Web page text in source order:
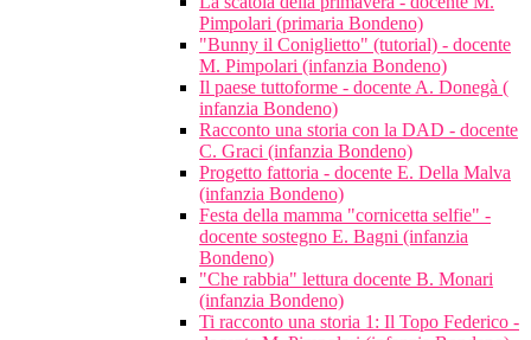
Pimpolari (primaria Bondeno)
"Bunny il Coniglietto" (tutorial) - docente
M. Pimpolari (infanzia Bondeno)
Il paese tuttoforme - docente A. Donegà (
infanzia Bondeno)
Racconto una storia con la DAD - docente
C. Graci (infanzia Bondeno)
Progetto fattoria - docente E. Della Malva
(infanzia Bondeno)
Festa della mamma "cornicetta selfie" -
docente sostegno E. Bagni (infanzia
Bondeno)
"Che rabbia" lettura docente B. Monari
(infanzia Bondeno)
Ti racconto una storia 1: Il Topo Federico -